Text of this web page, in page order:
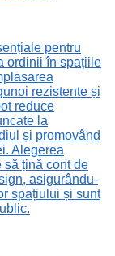
pentru
ordinii în spațiile
rezistente și
reduce
la
și promovând
Alegerea
să țină cont de
asigurându-
spațiului și sunt